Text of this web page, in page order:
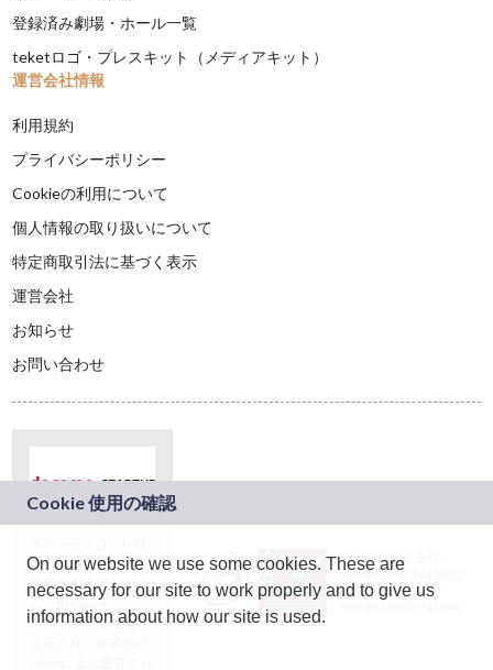
登録済み劇場・ホール一覧
teketロゴ・プレスキット（メディアキット）
運営会社情報
利用規約
プライバシーポリシー
Cookieの利用について
個人情報の取り扱いについて
特定商取引法に基づく表示
運営会社
お知らせ
お問い合わせ
ドコモグループの新
規事業創出プログラ
ム「docomo
STARTUP」を通じて
JASRAC許諾番号：
9024936001Y45037
JASRAC許諾番号：
On our website we use some cookies. These are
necessary for our site to work properly and to give us
information about how our site is used.